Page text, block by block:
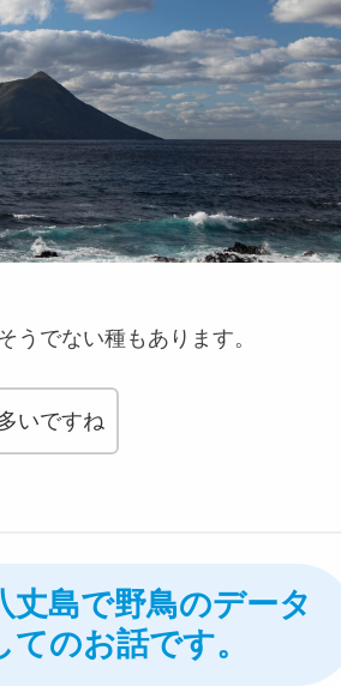
うでない種もあります。
いですね
丈島で野鳥のデータ
のお話です。